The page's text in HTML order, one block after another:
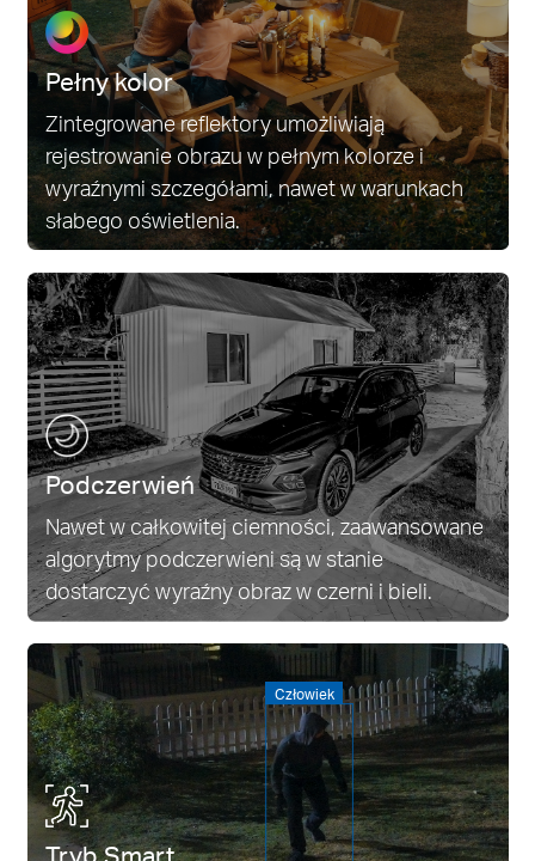
Pełny kolor
Zintegrowane reflektory umożliwiają
rejestrowanie obrazu w pełnym kolorze i
wyraźnymi szczegółami, nawet w warunkach
słabego oświetlenia.
Podczerwień
Nawet w całkowitej ciemności, zaawansowane
algorytmy podczerwieni są w stanie
dostarczyć wyraźny obraz w czerni i bieli.
Tryb Smart
Człowiek